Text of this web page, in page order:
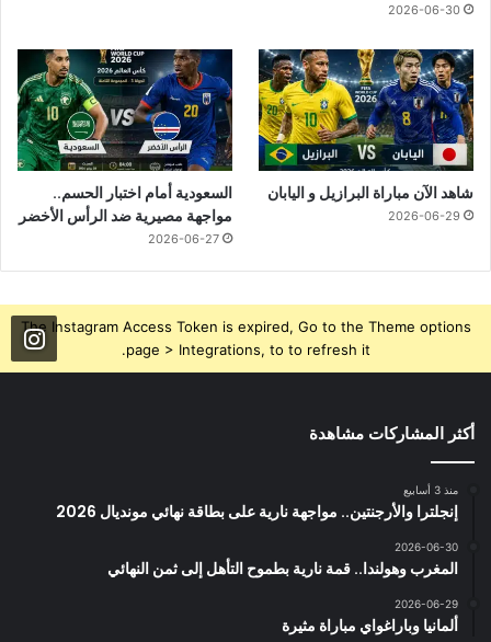
2026-06-30
شاهد الآن مباراة البرازيل و اليابان
2026-06-29
السعودية أمام اختبار الحسم..
مواجهة مصيرية ضد الرأس الأخضر
2026-06-27
The Instagram Access Token is expired, Go to the Theme options
page > Integrations, to to refresh it.
أكثر المشاركات مشاهدة
منذ 3 أسابيع
إنجلترا والأرجنتين.. مواجهة نارية على بطاقة نهائي مونديال 2026
2026-06-30
المغرب وهولندا.. قمة نارية بطموح التأهل إلى ثمن النهائي
2026-06-29
ألمانيا وباراغواي مباراة مثيرة